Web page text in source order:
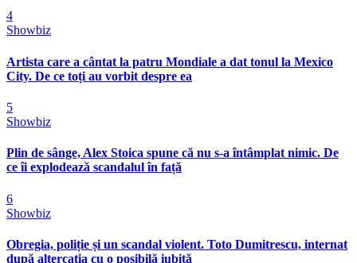
4
Showbiz
Artista care a cântat la patru Mondiale a dat tonul la Mexico
City. De ce toți au vorbit despre ea
5
Showbiz
Plin de sânge, Alex Stoica spune că nu s-a întâmplat nimic. De
ce îi explodează scandalul în față
6
Showbiz
Obregia, poliție și un scandal violent. Toto Dumitrescu, internat
după altercația cu o posibilă iubită